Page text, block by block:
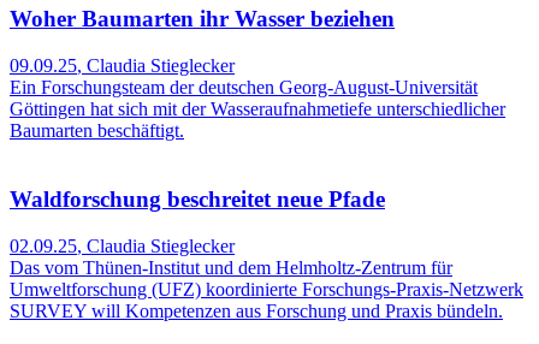
Woher Baumarten ihr Wasser beziehen
09.09.25, Claudia Stieglecker
Ein Forschungsteam der deutschen Georg-August-Universität
Göttingen hat sich mit der Wasseraufnahmetiefe unterschiedlicher
Baumarten beschäftigt.
Waldforschung beschreitet neue Pfade
02.09.25, Claudia Stieglecker
Das vom Thünen-Institut und dem Helmholtz-Zentrum für
Umweltforschung (UFZ) koordinierte Forschungs-Praxis-Netzwerk
SURVEY will Kompetenzen aus Forschung und Praxis bündeln.